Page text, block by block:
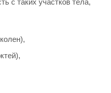
с таких участков тела,